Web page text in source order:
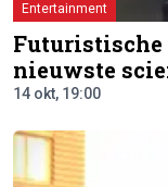
Entertainment
Futuristische
nieuwste
14 okt, 19:00